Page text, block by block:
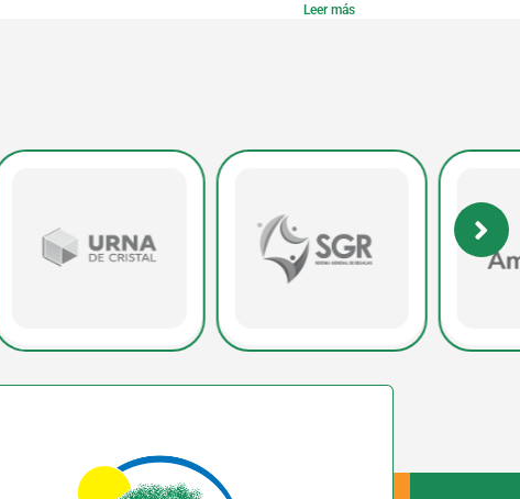
Leer más